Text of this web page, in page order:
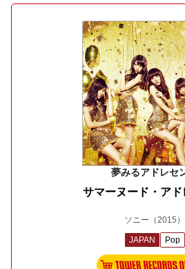
夢みるアドレセ
サマーヌード・アド
ソニー （2015）
JAPAN Pop